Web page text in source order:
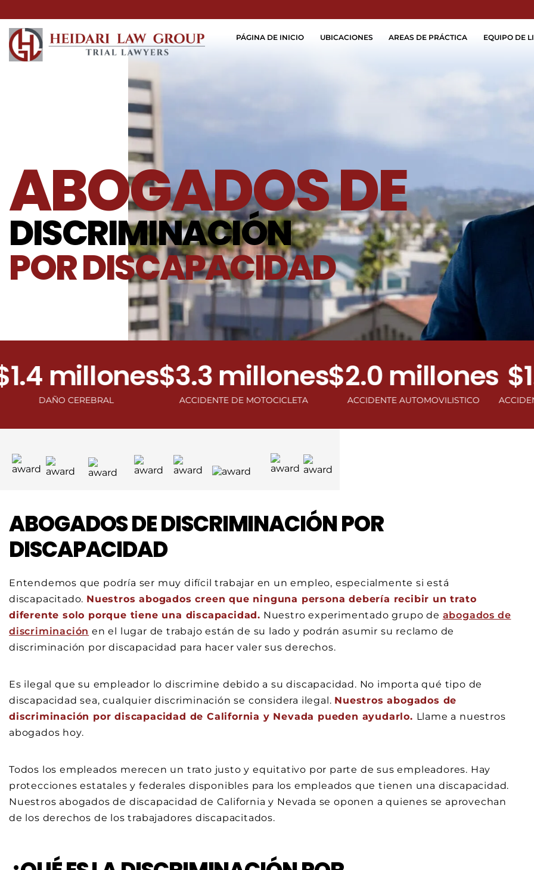
PÁGINA DE INICIO UBICACIONES AREAS DE PRÁCTICA EQUIPO DE
ABOGADOS DE
DISCRIMINACIÓN
POR DISCAPACIDAD
millones
CEREBRAL
$3.3 millones
ACCIDENTE DE MOTOCICLETA
$2.0 millones
ACCIDENTE AUTOMOVILISTICO
$1.0
ACCIDENTE DE
ABOGADOS DE DISCRIMINACIÓN POR
DISCAPACIDAD
Entendemos que podría ser muy difícil trabajar en un empleo, especialmente si está
discapacitado. Nuestros abogados creen que ninguna persona debería recibir un trato
diferente solo porque tiene una discapacidad. Nuestro experimentado grupo de abogados de
discriminación en el lugar de trabajo están de su lado y podrán asumir su reclamo de
discriminación por discapacidad para hacer valer sus derechos.
Es ilegal que su empleador lo discrimine debido a su discapacidad. No importa qué tipo de
discapacidad sea, cualquier discriminación se considera ilegal. Nuestros abogados de
discriminación por discapacidad de California y Nevada pueden ayudarlo. Llame a nuestros
abogados hoy.
Todos los empleados merecen un trato justo y equitativo por parte de sus empleadores. Hay
protecciones estatales y federales disponibles para los empleados que tienen una discapacidad.
Nuestros abogados de discapacidad de California y Nevada se oponen a quienes se aprovechan
de los derechos de los trabajadores discapacitados.